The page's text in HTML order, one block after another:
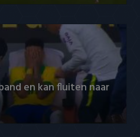
en kan fluiten naar